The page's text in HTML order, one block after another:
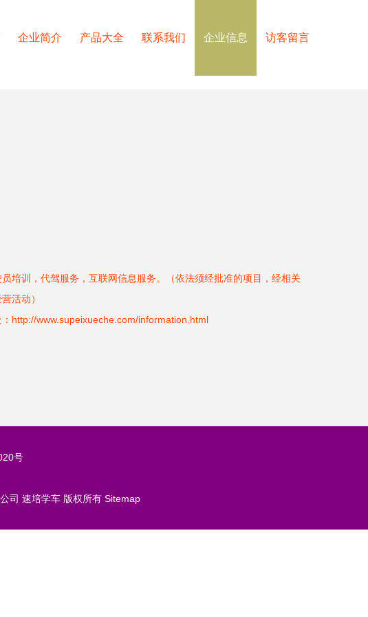
企业简介 产品大全 联系我们 企业信息 访客留言
培训，代驾服务，互联网信息服务。（依法须经批准的项目，经相关
活动）
http://www.supeixueche.com/information.html
号
司 速培学车版权所有 Sitemap